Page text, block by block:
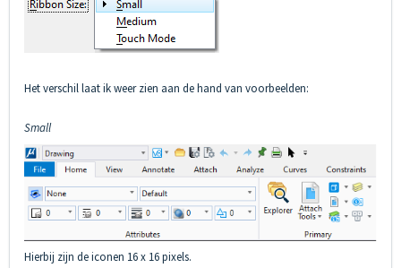
Het verschil laat ik weer zien aan de hand van voorbeelden:
Small
Hierbij zijn de iconen 16 x 16 pixels.